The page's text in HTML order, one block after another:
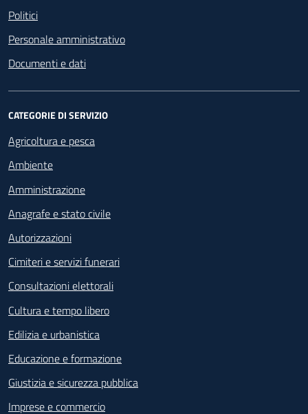
Politici
Personale amministrativo
Documenti e dati
CATEGORIE DI SERVIZIO
Agricoltura e pesca
Ambiente
Amministrazione
Anagrafe e stato civile
Autorizzazioni
Cimiteri e servizi funerari
Consultazioni elettorali
Cultura e tempo libero
Edilizia e urbanistica
Educazione e formazione
Giustizia e sicurezza pubblica
Imprese e commercio